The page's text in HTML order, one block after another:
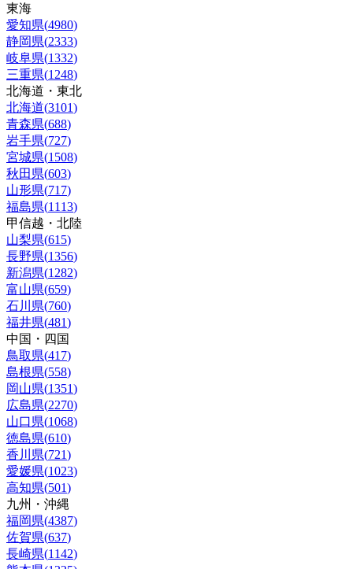
東海
愛知県(4980)
静岡県(2333)
岐阜県(1332)
三重県(1248)
北海道・東北
北海道(3101)
青森県(688)
岩手県(727)
宮城県(1508)
秋田県(603)
山形県(717)
福島県(1113)
甲信越・北陸
山梨県(615)
長野県(1356)
新潟県(1282)
富山県(659)
石川県(760)
福井県(481)
中国・四国
鳥取県(417)
島根県(558)
岡山県(1351)
広島県(2270)
山口県(1068)
徳島県(610)
香川県(721)
愛媛県(1023)
高知県(501)
九州・沖縄
福岡県(4387)
佐賀県(637)
長崎県(1142)